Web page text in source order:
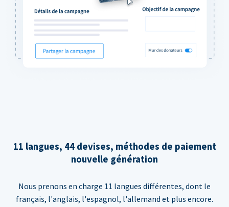
11 langues, 44 devises, méthodes de paiement
nouvelle génération
Nous prenons en charge 11 langues différentes, dont le
français, l'anglais, l'espagnol, l'allemand et plus encore.